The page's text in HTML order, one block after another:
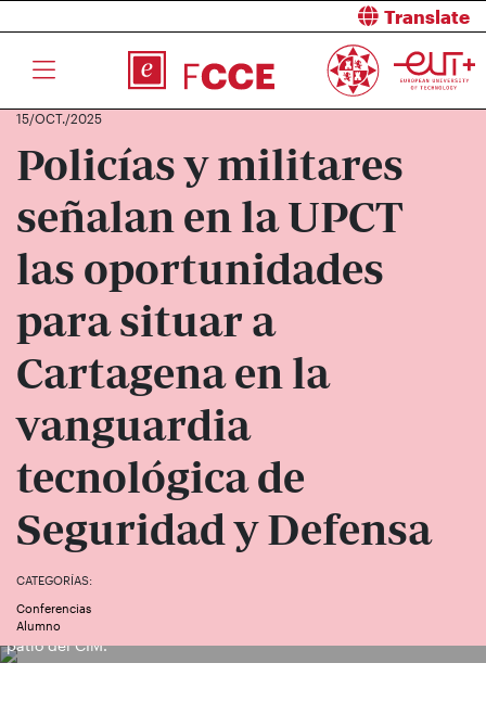
Translate
15/OCT./2025
Policías y militares
señalan en la UPCT
las oportunidades
para situar a
Cartagena en la
vanguardia
tecnológica de
Seguridad y Defensa
CATEGORÍAS:
Conferencias
Alumno
Efectivos de la Armada exhiben sus equipos tecnológicos en el
patio del CIM.